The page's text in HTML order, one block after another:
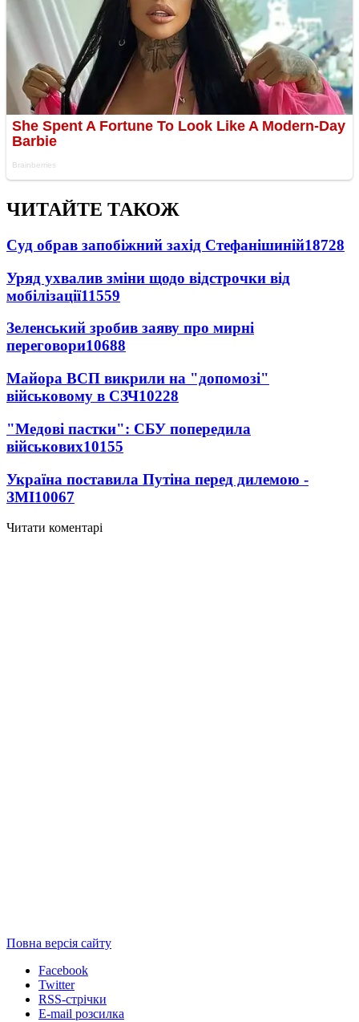
ЧИТАЙТЕ ТАКОЖ
Суд обрав запобіжний захід Стефанішиній18728
Уряд ухвалив зміни щодо відстрочки від
мобілізації11559
Зеленський зробив заяву про мирні
переговори10688
Майора ВСП викрили на "допомозі"
військовому в СЗЧ10228
"Медові пастки": СБУ попередила
військових10155
Україна поставила Путіна перед дилемою -
ЗМІ10067
Читати коментарі
Повна версія сайту
Facebook
Twitter
RSS-стрічки
E-mail розсилка